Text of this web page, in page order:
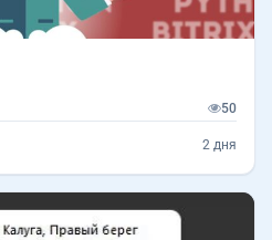
50
2 дня